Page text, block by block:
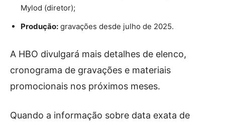
Mylod (diretor);
Produção: gravações desde julho de 2025.
A HBO divulgará mais detalhes de elenco,
cronograma de gravações e materiais
promocionais nos próximos meses.
Quando a informação sobre data exata de